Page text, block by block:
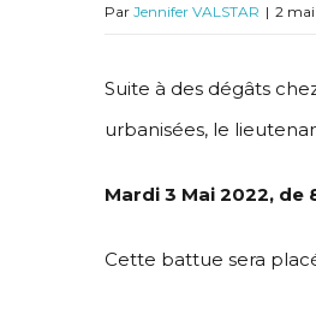
Par Jennifer VALSTAR | 2
Suite à des dégâts
urbanisées, le
Mardi 3 Mai 2022, de
Cette battue sera